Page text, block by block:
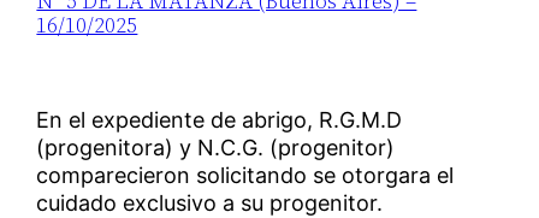
16/10/2025
En el expediente de abrigo, R.G.M.D
(progenitora) y N.C.G. (progenitor)
comparecieron solicitando se otorgara el
cuidado exclusivo a su progenitor.